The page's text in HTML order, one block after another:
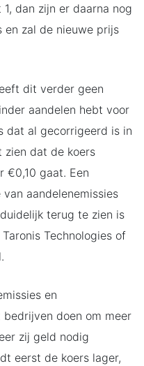
dan zijn er daarna nog
en zal de nieuwe prijs
dit verder geen
aandelen hebt voor
dat al gecorrigeerd is in
zien dat de koers
€0,10 gaat. Een
aandelenemissies
terug te zien is
Technologies of
en
doen om meer
zij geld nodig
eerst de koers lager,